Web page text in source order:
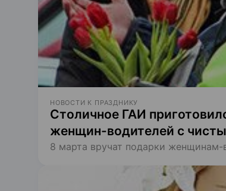
НОВОСТИ К ПРАЗДНИКУ
Столичное ГАИ
женщин-водителей с
8 марта вручат подарки женщинам-